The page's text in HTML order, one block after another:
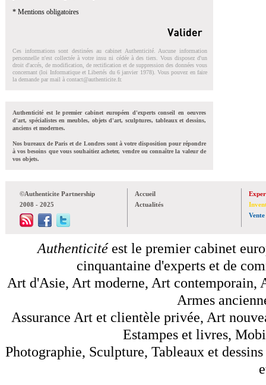
* Mentions obligatoires
Ces informations sont destinées au cabinet Authenticité. Aucune information
personnelle n'est collectée à votre insu ni cédée à des tiers. Vous disposez d'un
droit d'accés, de modification, de rectification et de suppression des données vous
concernant (loi Informatique et Libertés du 6 janvier 1978). Vous pouvez en faire
la demande par mail à contact@authenticite.fr.
Authenticité est le premier cabinet européen d'experts conseil en oeuvres
d'art, spécialistes en meubles, objets d'art, sculptures, tableaux et dessins,
anciens et modernes.
Nos bureaux de Paris et de Londres sont à votre disposition pour répondre
à vos besoins que vous souhaitiez acheter, vendre ou connaître la valeur de
vos objets.
©Authenticite Partnership
2008 - 2025
Accueil
Actualités
Vente
Authenticitéest le premier cabinet
cinquantaine d'experts et de
Art d'Asie, Art moderne, Art contemporain,
Armes
Assurance Art et clientèle privée, Art
Estampes et livres,
Photographie, Sculpture, Tableaux et